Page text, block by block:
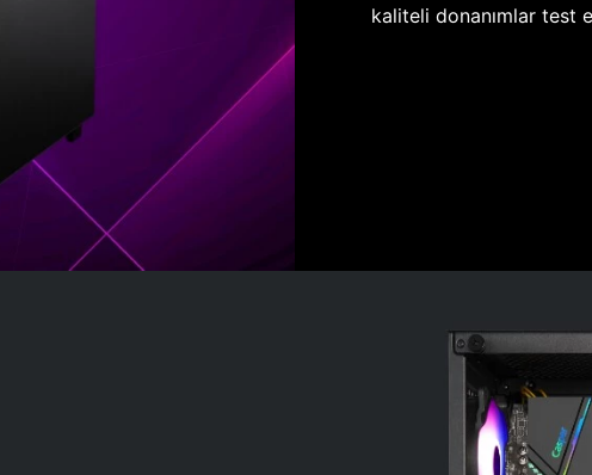
kaliteli donanımlar test